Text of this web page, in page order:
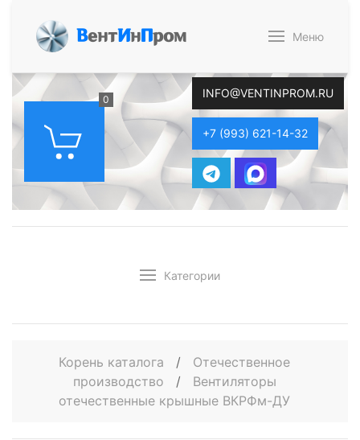
ВентИнПром Меню
0 INFO@VENTINPROM.RU
+7 (993) 621-14-32
Категории
Корень каталога /
Отечественное
производство
/
Вентиляторы
отечественные крышные ВКРФм-ДУ